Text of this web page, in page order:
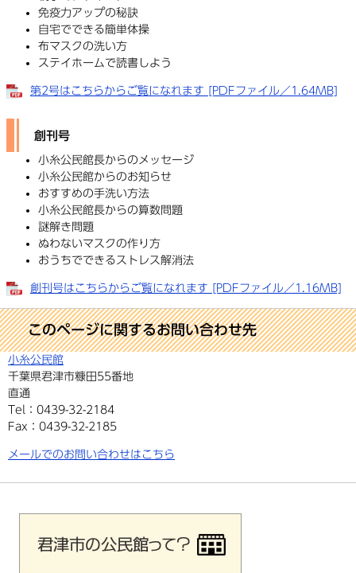
免疫力アップの秘訣
自宅でできる簡単体操
布マスクの洗い方
ステイホームで読書しよう
第2号はこちらからご覧になれます [PDFファイル／1.64MB]
創刊号
小糸公民館長からのメッセージ
小糸公民館からのお知らせ
おすすめの手洗い方法
小糸公民館長からの算数問題
謎解き問題
ぬわないマスクの作り方
おうちでできるストレス解消法
創刊号はこちらからご覧になれます [PDFファイル／1.16MB]
このページに関するお問い合わせ先
小糸公民館
直通
千葉県君津市糠田55番地
Tel：0439-32-2184
Fax：0439-32-2185
メールでのお問い合わせはこちら